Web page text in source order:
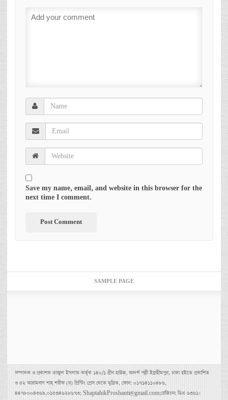
Save my name, email, and website in this browser for the
next time I comment.
SAMPLE PAGE
সম্পাদক ও প্রকাশক তাজুল ইসলাম কর্তৃক ১৪০/১ গ্রীন হাউজ, আদর্শ পল্লী ইব্রাহীমপুর, ঢাকা হইতে প্রকাশিত
ও ৫২ আরামবাগ শাহ্ শরীফ (র) প্রিন্টিং প্রেস থেকে মুদ্রিত, ফোন: ০১৭১৪১১০৪৮৬,
৪৪৭৮০০৪৩৬৯,০১৫৩৪৬২৮৬৭৩; ShaptahikProshanti@gmail.com;রেজিঃনং ডিএ ৬৩৬১।